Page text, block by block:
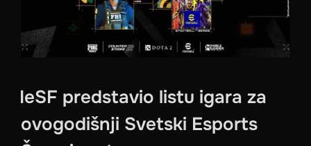
IeSF predstavio listu igara za
ovogodišnji Svetski Esports